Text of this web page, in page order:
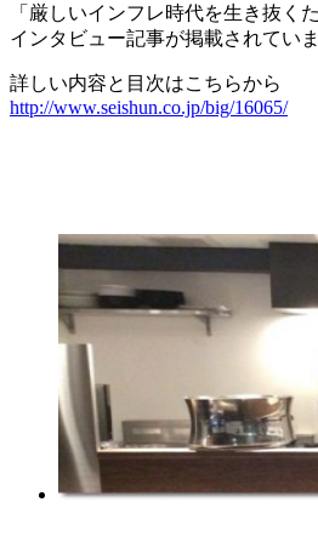
「厳しいインフレ時代を生き抜く
インタビュー記事が掲載されていま
詳しい内容と目次はこちらから
http://www.seishun.co.jp/big/16065/